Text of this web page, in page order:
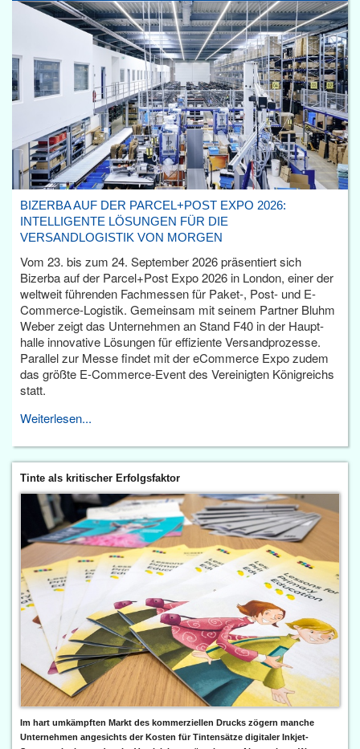
BIZERBA AUF DER PARCEL+POST EXPO 2026:
INTELLIGENTE LÖSUNGEN FÜR DIE
VERSANDLOGISTIK VON MORGEN
Vom 23. bis zum 24. September 2026 präsentiert sich
Bizerba auf der Parcel+Post Expo 2026 in London, einer der
weltweit führenden Fachmessen für Paket-, Post- und E-
Commerce-Logistik. Gemeinsam mit seinem Partner Bluhm
Weber zeigt das Unternehmen an Stand F40 in der Haupt­
halle innovative Lösungen für effiziente Versandprozesse.
Parallel zur Messe findet mit der eCommerce Expo zudem
das größte E-Commerce-Event des Vereinigten Königreichs
statt.
Weiterlesen...
Tinte als kritischer Erfolgsfaktor
Im hart umkämpften Markt des kommerziellen Drucks zögern manche
Unternehmen angesichts der Kosten für Tintensätze digitaler Inkjet-